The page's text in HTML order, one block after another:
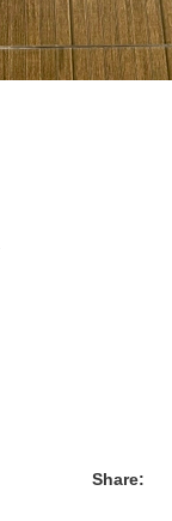
Share: